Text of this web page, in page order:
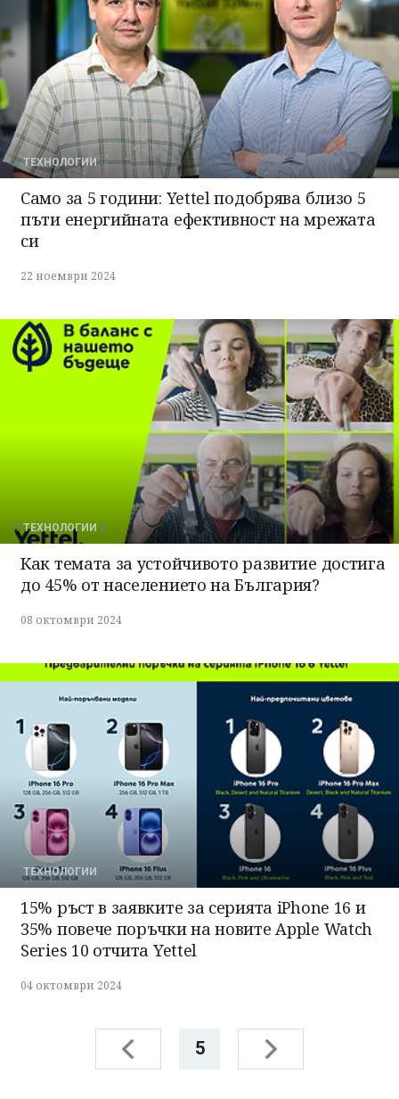
ТЕХНОЛОГИИ
Само за 5 години: Yettel подобрява близо 5
пъти енергийната ефективност на мрежата
си
22 ноември 2024
ТЕХНОЛОГИИ
Как темата за устойчивото развитие достига
до 45% от населението на България?
08 октомври 2024
ТЕХНОЛОГИИ
15% ръст в заявките за серията iPhone 16 и
35% повече поръчки на новите Apple Watch
Series 10 отчита Yettel
04 октомври 2024
5